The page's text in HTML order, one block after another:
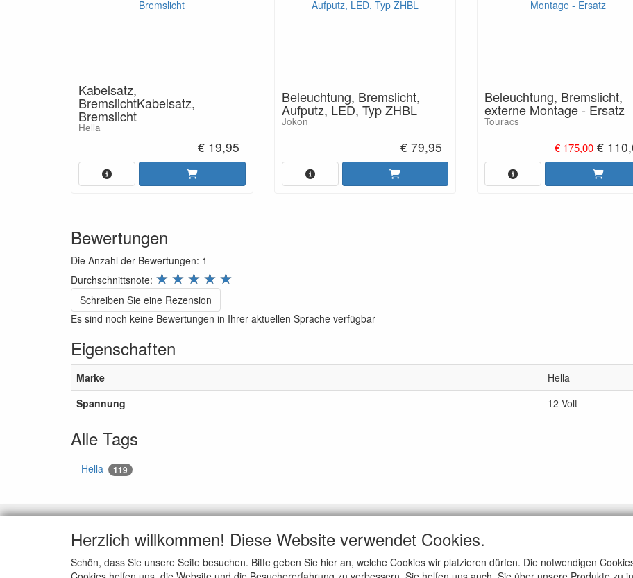
Kabelsatz,
BremslichtKabelsatz,
Bremslicht
Hella
€ 19,95
Beleuchtung, Bremslicht,
Aufputz, LED, Typ ZHBL
Jokon
€ 79,95
Beleuchtung, Bremslicht,
externe Montage - Ersatz
Touracs
€ 175,00€
Bewertungen
Die Anzahl der Bewertungen: 1
Durchschnittsnote: review.stars ☆
☆
☆
☆
☆
Schreiben Sie eine Rezension
Es sind noch keine Bewertungen in Ihrer aktuellen Sprache verfügbar
Eigenschaften
Marke
Hella
Spannung
12 Volt
Alle Tags
Hella 119
Zahlungsmöglichkeiten
Allgemeine Geschäftsbedingungen
Herzlich willkommen! Diese Website verwendet Cookies.
Schön, dass Sie unsere Seite besuchen. Bitte geben Sie hier an, welche Cookies wir platzieren dürfen. Die notwendigen